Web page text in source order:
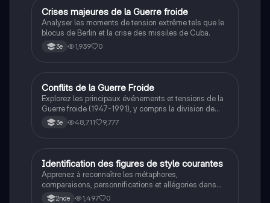
CHistoire
Crises majeures de la Guerre froide
Analyser les moments de tension extrême tels que le
blocus de Berlin et la crise des missiles de Cuba.
3e 1,939 0
Histoire
Conflits de la Guerre Froide
Explorez les principaux événements et tensions de la
Guerre froide (1947-1991), y compris la division de
l'Allemagne, la crise de Cuba, la guerre du Vietnam, et
la course à l'espace. Cette fiche de révision couvre les
historique.
3e 48,711 9,777
IFrançais
Identification des figures de style courantes
Apprenez à reconnaître les métaphores,
comparaisons, personnifications et allégories dans
des phrases simples.
2nde 1,497 0